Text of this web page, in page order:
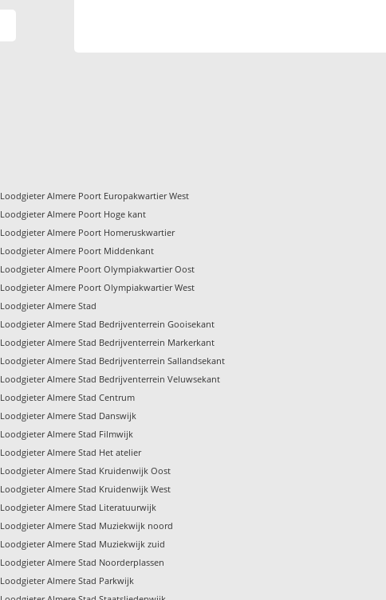
Loodgieter Almere Poort Europakwartier West
Loodgieter Almere Poort Hoge kant
Loodgieter Almere Poort Homeruskwartier
Loodgieter Almere Poort Middenkant
Loodgieter Almere Poort Olympiakwartier Oost
Loodgieter Almere Poort Olympiakwartier West
Loodgieter Almere Stad
Loodgieter Almere Stad Bedrijventerrein Gooisekant
Loodgieter Almere Stad Bedrijventerrein Markerkant
Loodgieter Almere Stad Bedrijventerrein Sallandsekant
Loodgieter Almere Stad Bedrijventerrein Veluwsekant
Loodgieter Almere Stad Centrum
Loodgieter Almere Stad Danswijk
Loodgieter Almere Stad Filmwijk
Loodgieter Almere Stad Het atelier
Loodgieter Almere Stad Kruidenwijk Oost
Loodgieter Almere Stad Kruidenwijk West
Loodgieter Almere Stad Literatuurwijk
Loodgieter Almere Stad Muziekwijk noord
Loodgieter Almere Stad Muziekwijk zuid
Loodgieter Almere Stad Noorderplassen
Loodgieter Almere Stad Parkwijk